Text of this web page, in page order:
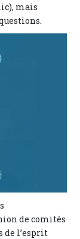
mais
de comités
de l’esprit